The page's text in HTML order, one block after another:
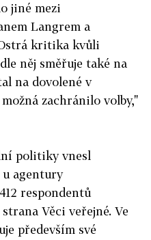
jiné mezi
Langrem a
kritika kvůli
něj směřuje také na
na dovolené v
zachránilo volby,"
politiky vnesl
agentury
respondentů
Věci veřejné. Ve
především své